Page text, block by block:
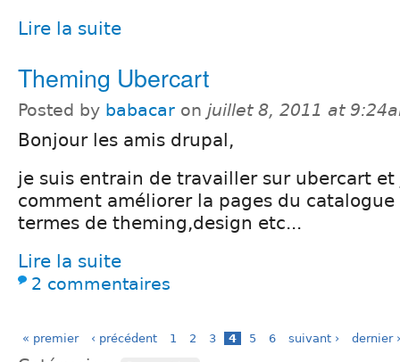
Lire la suite
Theming Ubercart
Posted by babacar on juillet 8, 2011 at
Bonjour les amis drupal,
je suis entrain de travailler sur ubercart
comment améliorer la pages du
termes de theming,design etc...
Lire la suite
2 commentaires
« premier ‹ précédent 1 2 3 4 5 6 suivant › dernier